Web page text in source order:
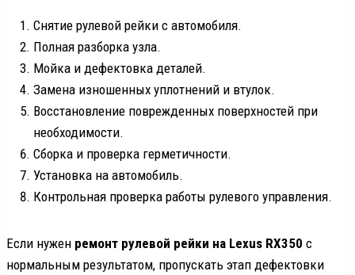
Снятие рулевой рейки с автомобиля.
Полная разборка узла.
Мойка и дефектовка деталей.
Замена изношенных уплотнений и втулок.
Восстановление поврежденных поверхностей при
необходимости.
Сборка и проверка герметичности.
Установка на автомобиль.
Контрольная проверка работы рулевого управления.
Если нужен ремонт рулевой рейки на Lexus RX350 с
нормальным результатом, пропускать этап дефектовки